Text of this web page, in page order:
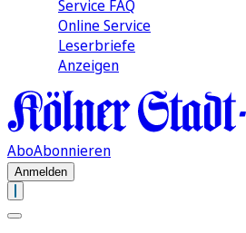
Service FAQ
Online Service
Leserbriefe
Anzeigen
AboAbonnieren
Anmelden